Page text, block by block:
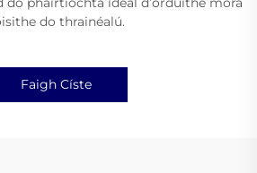
do thrainéalú.
Faigh Císte